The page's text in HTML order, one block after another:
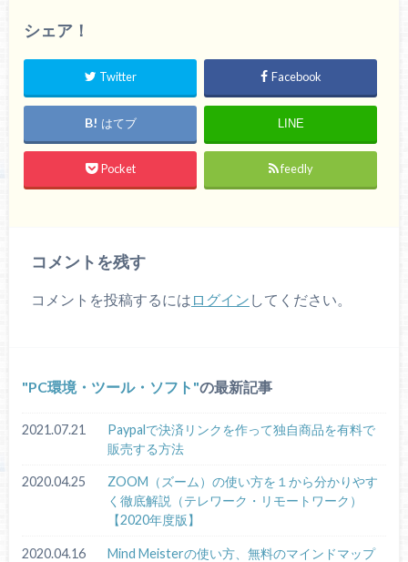
シェア！
Twitter Facebook
はてブ LINE
Pocket feedly
コメントを残す
コメントを投稿するには ログイン してください。
PC環境・ツール・ソフト の最新記事
2021.07.21
Paypalで決済リンクを作って独自商品を有料で
販売する方法
2020.04.25
ZOOM（ズーム）の使い方を１から分かりやす
く徹底解説（テレワーク・リモートワーク）
【2020年度版】
2020.04.16
Mind Meisterの使い方、無料のマインドマップ